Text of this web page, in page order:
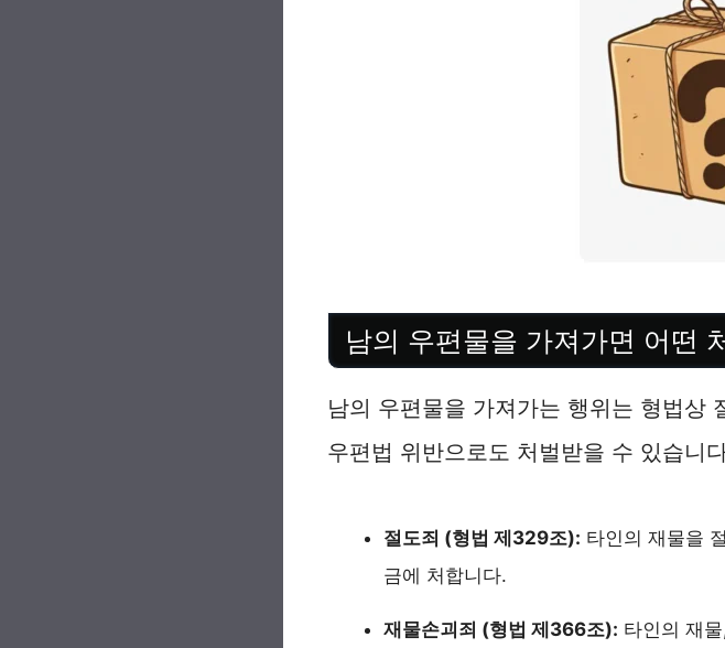
남의 우편물을 가져가면 어떤
남의 우편물을 가져가는 행위는 형법상
우편법 위반으로도 처벌받을 수 있습니
절도죄 (형법 제329조): 타인의 재물을
금에 처합니다.
재물손괴죄 (형법 제366조): 타인의 재